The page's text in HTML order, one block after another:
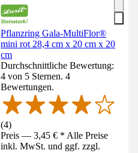
Pflanzring Gala-MultiFlor®
mini rot 28,4 cm x 20 cm x 20
cm
Durchschnittliche Bewertung:
4 von 5 Sternen. 4
Bewertungen.
(4)
Preis — 3,45 € * Alle Preise
inkl. MwSt. und ggf. zzgl.